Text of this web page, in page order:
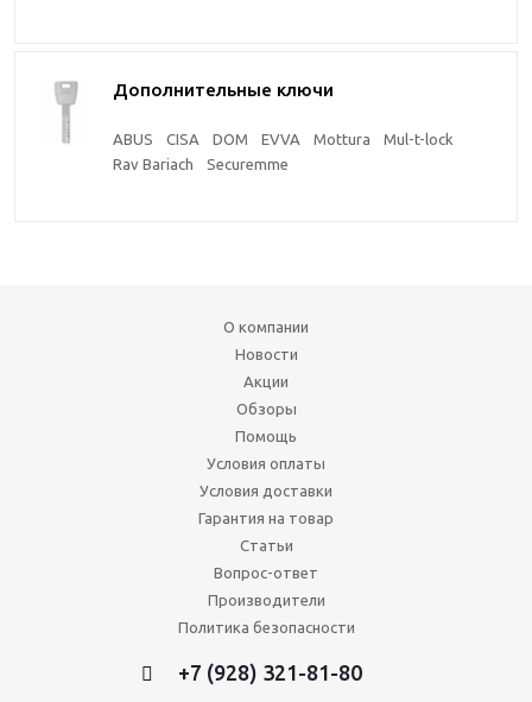
Дополнительные ключи
ABUS CISA DOM EVVA Mottura
Mul-t-lock
Rav Bariach
Securemme
О компании
Новости
Акции
Обзоры
Помощь
Условия оплаты
Условия доставки
Гарантия на товар
Статьи
Вопрос-ответ
Производители
Политика безопасности
+7 (928) 321-81-80